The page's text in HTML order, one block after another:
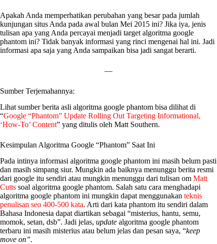
Apakah Anda memperhatikan perubahan yang besar pada jumlah
kunjungan situs Anda pada awal bulan Mei 2015 ini? Jika iya, jenis
tulisan apa yang Anda percayai menjadi target algoritma google
phantom ini? Tidak banyak informasi yang rinci mengenai hal ini. Jadi
informasi apa saja yang Anda sampaikan bisa jadi sangat berarti.
—
Sumber Terjemahannya:
Lihat sumber berita asli algoritma google phantom bisa dilihat di
“Google “Phantom” Update Rolling Out Targeting Informational,
‘How-To’ Content” yang ditulis oleh Matt Southern.
Kesimpulan Algoritma Google “Phantom” Saat Ini
Pada intinya informasi algoritma google phantom ini masih belum pasti
dan masih simpang siur. Mungkin ada baiknya menunggu berita resmi
dari google itu sendiri atau mungkin menunggu dari tulisan om Matt
Cutts soal algoritma google phantom. Salah satu cara menghadapi
algoritma google phantom ini mungkin dapat menggunakan teknis
penulisan seo 400-500 kata. Arti dari kata phantom itu sendiri dalam
Bahasa Indonesia dapat diartikan sebagai “misterius, hantu, semu,
momok, setan, dsb”. Jadi jelas, update algoritma google phantom
terbaru ini masih misterius atau belum jelas dan pesan saya, “keep
move on”.